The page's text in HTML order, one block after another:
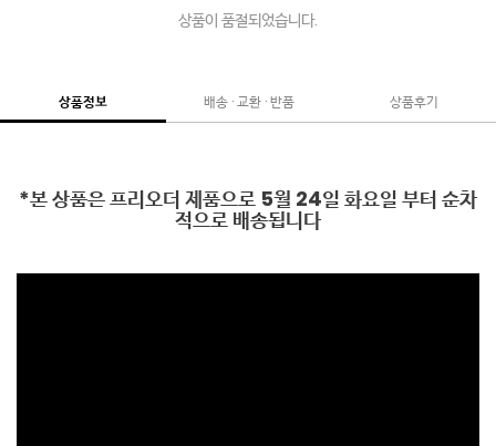
상품이 품절되었습니다.
상품정보 배송 · 교환 · 반품 상품후기
*본 상품은 프리오더 제품으로 5월 24일 화요일 부터 순차
적으로 배송됩니다